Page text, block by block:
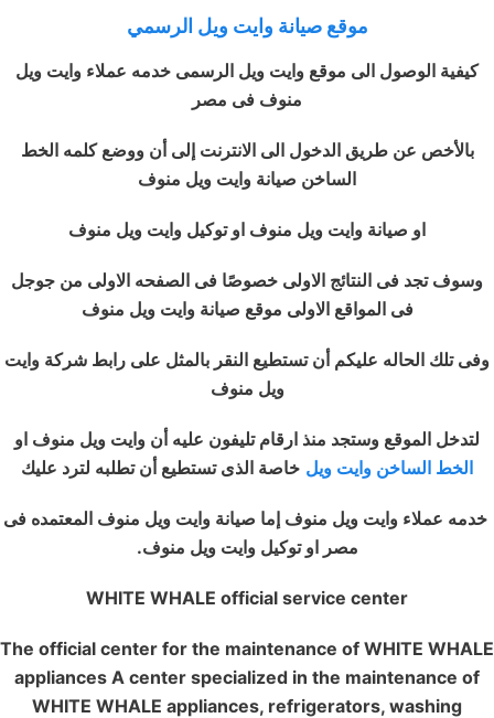
موقع صيانة وايت ويل الرسمي
كيفية الوصول الى موقع وايت ويل الرسمى خدمه عملاء وايت ويل
منوف فى مصر
بالأخص عن طريق الدخول الى الانترنت إلى أن ووضع كلمه الخط
الساخن صيانة وايت ويل منوف
او صيانة وايت ويل منوف او توكيل وايت ويل منوف
وسوف تجد فى النتائج الاولى خصوصًا فى الصفحه الاولى من جوجل
فى المواقع الاولى موقع صيانة وايت ويل منوف
وفى تلك الحاله عليكم أن تستطيع النقر بالمثل على رابط شركة وايت
ويل منوف
لتدخل الموقع وستجد منذ ارقام تليفون عليه أن وايت ويل منوف او
الخط الساخن وايت ويل خاصة الذى تستطيع أن تطلبه لترد عليك
خدمه عملاء وايت ويل منوف إما صيانة وايت ويل منوف المعتمده فى
مصر او توكيل وايت ويل منوف.
WHITE WHALE official service center
The official center for the maintenance of WHITE WHALE
appliances A center specialized in the maintenance of
WHITE WHALE appliances, refrigerators, washing